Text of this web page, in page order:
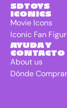
SDTOYS
ICONICS
Movie Icons
Iconic Fan
AYUDA Y
CONTACTO
About us
Dónde Comprar